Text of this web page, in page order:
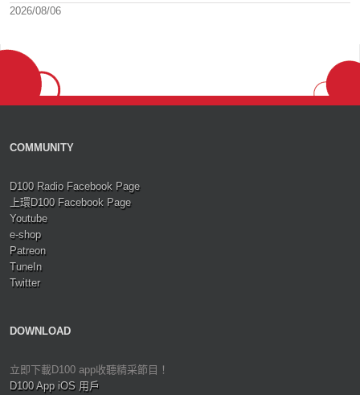
2026/08/06
COMMUNITY
D100 Radio Facebook Page
上環D100 Facebook Page
Youtube
e-shop
Patreon
TuneIn
Twitter
DOWNLOAD
立即下載D100 app收聽精采節目！
D100 App iOS 用戶